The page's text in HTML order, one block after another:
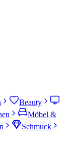
Beauty
Möbel &
Schmuck